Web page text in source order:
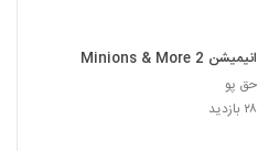
انیمیشن Minions & More 2
حق پو
۲۸ بازدید